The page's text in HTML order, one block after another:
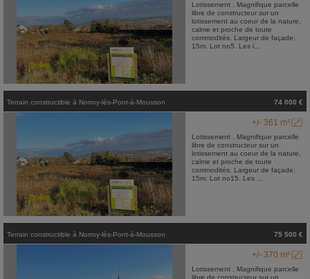
Lotissement . Magnifique parcelle
libre de constructeur sur un
lotissement au coeur de la nature,
calme et proche de toute
commodités. Largeur de façade:
15m. Lot no5. Les i...
Terrain constructible à Norroy-lès-Pont-à-Mousson 74 000 €
+/- 361 m²
Lotissement . Magnifique parcelle
libre de constructeur sur un
lotissement au coeur de la nature,
calme et proche de toute
commodités. Largeur de façade:
15m. Lot no15. Les ...
Terrain constructible à Norroy-lès-Pont-à-Mousson 75 500 €
+/- 370 m²
Lotissement . Magnifique parcelle
libre de constructeur sur un